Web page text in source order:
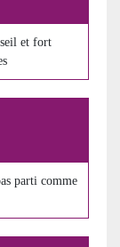
et fort
parti comme